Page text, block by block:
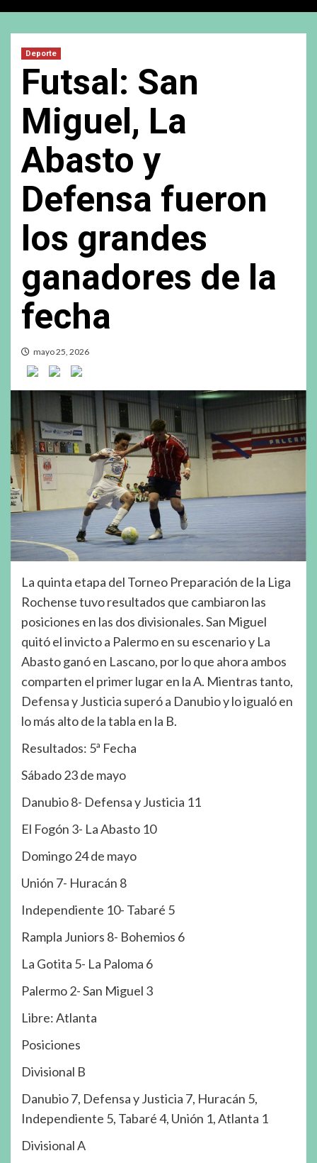
Deporte
Futsal: San
Miguel, La
Abasto y
Defensa fueron
los grandes
ganadores de la
fecha
mayo 25, 2026
La quinta etapa del Torneo Preparación de la Liga
Rochense tuvo resultados que cambiaron las
posiciones en las dos divisionales. San Miguel
quitó el invicto a Palermo en su escenario y La
Abasto ganó en Lascano, por lo que ahora ambos
comparten el primer lugar en la A. Mientras tanto,
Defensa y Justicia superó a Danubio y lo igualó en
lo más alto de la tabla en la B.
Resultados: 5ª Fecha
Sábado 23 de mayo
Danubio 8- Defensa y Justicia 11
El Fogón 3- La Abasto 10
Domingo 24 de mayo
Unión 7- Huracán 8
Independiente 10- Tabaré 5
Rampla Juniors 8- Bohemios 6
La Gotita 5- La Paloma 6
Palermo 2- San Miguel 3
Libre: Atlanta
Posiciones
Divisional B
Danubio 7, Defensa y Justicia 7, Huracán 5,
Independiente 5, Tabaré 4, Unión 1, Atlanta 1
Divisional A